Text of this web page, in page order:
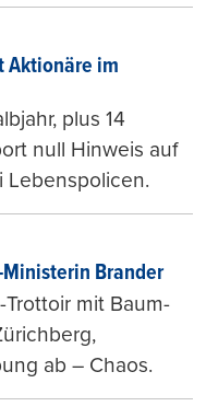
Aktionäre im
plus 14
null Hinweis auf
Lebenspolicen.
Brander
mit Baum-
ab – Chaos.